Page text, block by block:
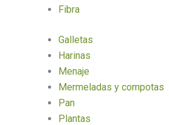
Fibra
Galletas
Harinas
Menaje
Mermeladas y compotas
Pan
Plantas